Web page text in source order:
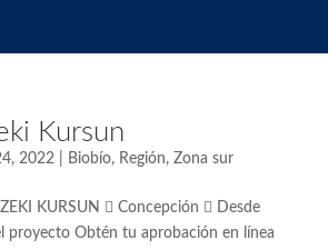
Kursun
2022| Biobío, Región, Zona sur
KURSUN  Concepción  Desde
proyecto Obtén tu aprobación en línea